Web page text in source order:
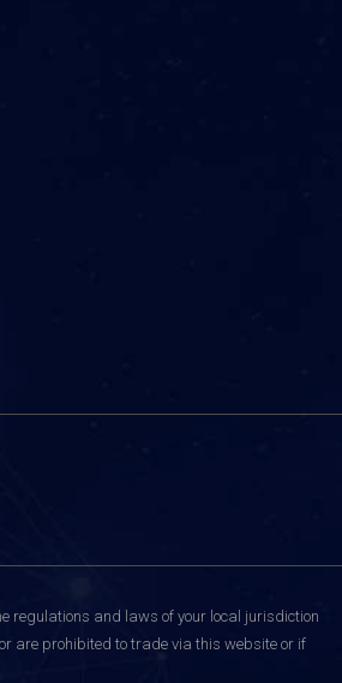
regulations and laws of your local jurisdiction
are prohibited to trade via this website or if